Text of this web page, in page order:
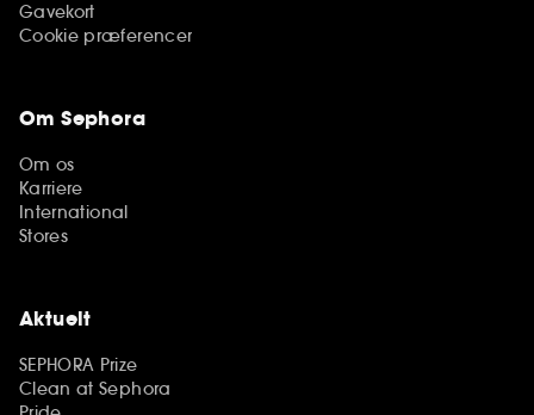
Gavekort
Cookie præferencer
Om Sephora
Om os
Karriere
International
Stores
Aktuelt
SEPHORA Prize
Clean at Sephora